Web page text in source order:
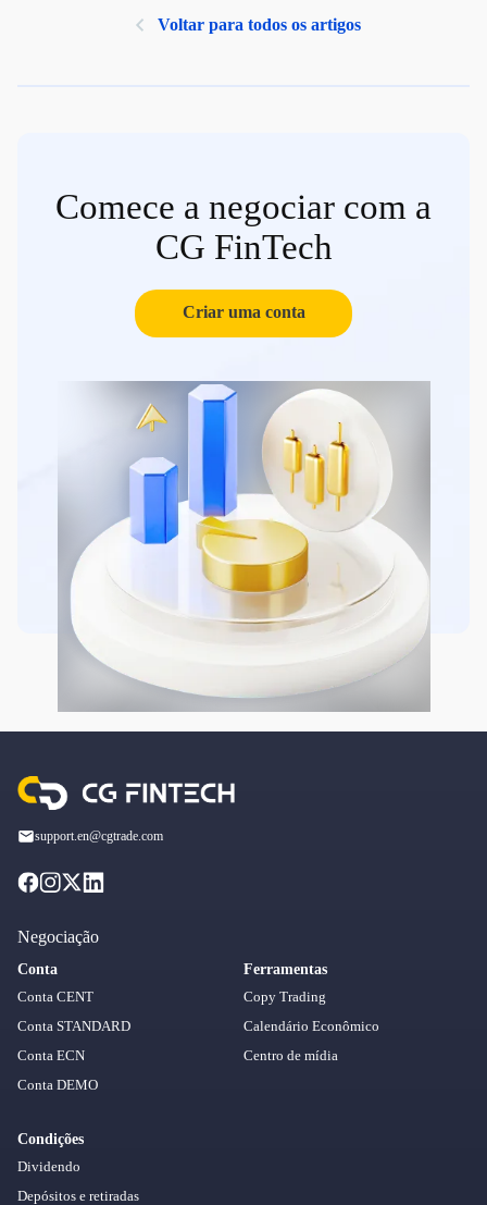
Voltar para todos os artigos
Comece a negociar com a
CG FinTech
Criar uma conta
support.en@cgtrade.com
Negociação
Conta
Conta CENT
Conta STANDARD
Conta ECN
Conta DEMO
Condições
Dividendo
Depósitos e retiradas
Ferramentas
Copy Trading
Calendário Econômico
Centro de mídia